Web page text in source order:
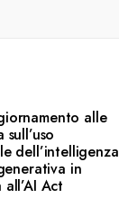
alle
dell’intelligenza
in
Act